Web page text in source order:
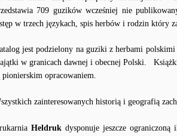
709 guzików wcześniej nie
w trzech językach, spis herbów i rodzin który
jest podzielony na guziki z herbami
w granicach dawnej i obecnej Polski.
pionierskim opracowaniem.
zainteresowanych historią i geografią
Heldrukdysponuje jeszcze ograniczoną